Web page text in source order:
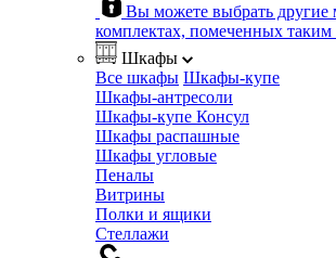
Вы можете выбрать другие
комплектах, помеченных таким
Шкафы
Все шкафы Шкафы-купе
Шкафы-антресоли
Шкафы-купе Консул
Шкафы распашные
Шкафы угловые
Пеналы
Витрины
Полки и ящики
Стеллажи